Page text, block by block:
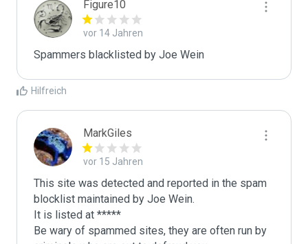
Figure10
vor 14 Jahren
Spammers blacklisted by Joe Wein
Hilfreich
MarkGiles
vor 15 Jahren
This site was detected and reported in the spam
blocklist maintained by Joe Wein.
It is listed at *****
Be wary of spammed sites, they are often run by